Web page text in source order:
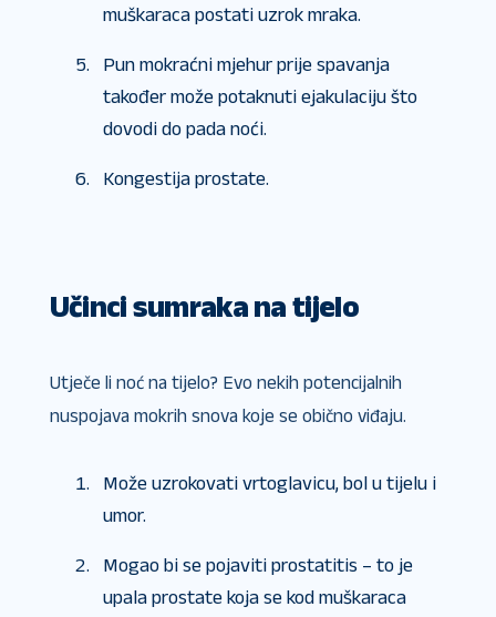
muškaraca postati uzrok mraka.
Pun mokraćni mjehur prije spavanja
također može potaknuti ejakulaciju što
dovodi do pada noći.
Kongestija prostate.
Učinci sumraka na tijelo
Utječe li noć na tijelo? Evo nekih potencijalnih
nuspojava mokrih snova koje se obično viđaju.
Može uzrokovati vrtoglavicu, bol u tijelu i
umor.
Mogao bi se pojaviti prostatitis – to je
upala prostate koja se kod muškaraca